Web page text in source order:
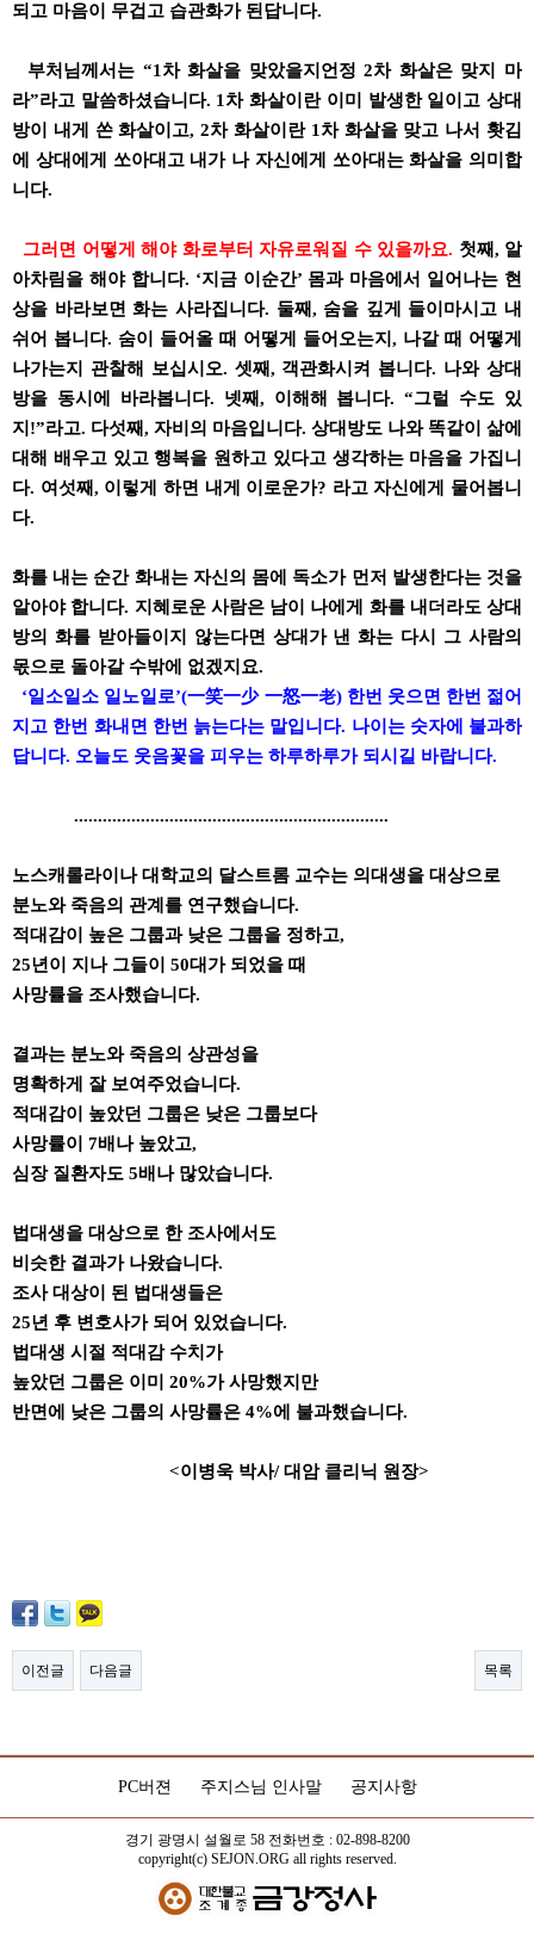
되고 마음이 무겁고 습관화가 된답니다.
부처님께서는 “1차 화살을 맞았을지언정 2차 화살은 맞지 마
라”라고 말씀하셨습니다. 1차 화살이란 이미 발생한 일이고 상대
방이 내게 쏜 화살이고, 2차 화살이란 1차 화살을 맞고 나서 홧김
에 상대에게 쏘아대고 내가 나 자신에게 쏘아대는 화살을 의미합
니다.
그러면 어떻게 해야 화로부터 자유로워질 수 있을까요. 첫째, 알
아차림을 해야 합니다. ‘지금 이순간’ 몸과 마음에서 일어나는 현
상을 바라보면 화는 사라집니다. 둘째, 숨을 깊게 들이마시고 내
쉬어 봅니다. 숨이 들어올 때 어떻게 들어오는지, 나갈 때 어떻게
나가는지 관찰해 보십시오. 셋째, 객관화시켜 봅니다. 나와 상대
방을 동시에 바라봅니다. 넷째, 이해해 봅니다. “그럴 수도 있
지!”라고. 다섯째, 자비의 마음입니다. 상대방도 나와 똑같이 삶에
대해 배우고 있고 행복을 원하고 있다고 생각하는 마음을 가집니
다. 여섯째, 이렇게 하면 내게 이로운가? 라고 자신에게 물어봅니
다.
화를 내는 순간 화내는 자신의 몸에 독소가 먼저 발생한다는 것을
알아야 합니다. 지혜로운 사람은 남이 나에게 화를 내더라도 상대
방의 화를 받아들이지 않는다면 상대가 낸 화는 다시 그 사람의
몫으로 돌아갈 수밖에 없겠지요.
‘일소일소 일노일로’(一笑一少 一怒一老) 한번 웃으면 한번 젊어
지고 한번 화내면 한번 늙는다는 말입니다. 나이는 숫자에 불과하
답니다. 오늘도 웃음꽃을 피우는 하루하루가 되시길 바랍니다.
..................................................................
노스캐롤라이나 대학교의 달스트롬 교수는 의대생을 대상으로
분노와 죽음의 관계를 연구했습니다.
적대감이 높은 그룹과 낮은 그룹을 정하고,
25년이 지나 그들이 50대가 되었을 때
사망률을 조사했습니다.
결과는 분노와 죽음의 상관성을
명확하게 잘 보여주었습니다.
적대감이 높았던 그룹은 낮은 그룹보다
사망률이 7배나 높았고,
심장 질환자도 5배나 많았습니다.
법대생을 대상으로 한 조사에서도
비슷한 결과가 나왔습니다.
조사 대상이 된 법대생들은
25년 후 변호사가 되어 있었습니다.
법대생 시절 적대감 수치가
높았던 그룹은 이미 20%가 사망했지만
반면에 낮은 그룹의 사망률은 4%에 불과했습니다.
<이병욱 박사/ 대암 클리닉 원장>
이전글 다음글 목록
PC버젼 주지스님 인사말 공지사항
경기 광명시 설월로 58 전화번호 : 02-898-8200
copyright(c) SEJON.ORG all rights reserved.